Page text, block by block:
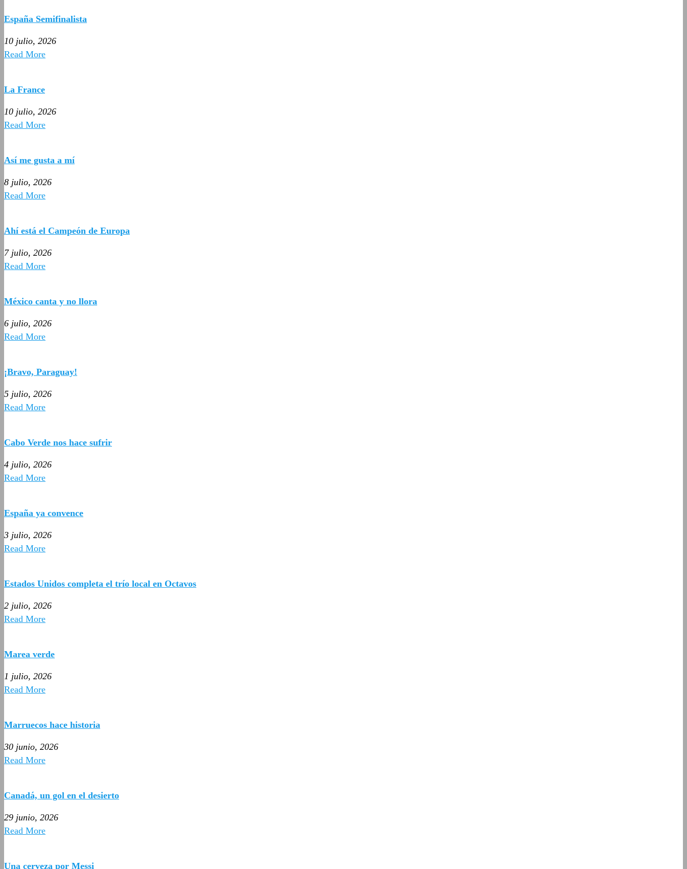
España Semifinalista
10 julio, 2026
Read More
La France
10 julio, 2026
Read More
Así me gusta a mí
8 julio, 2026
Read More
Ahí está el Campeón de Europa
7 julio, 2026
Read More
México canta y no llora
6 julio, 2026
Read More
¡Bravo, Paraguay!
5 julio, 2026
Read More
Cabo Verde nos hace sufrir
4 julio, 2026
Read More
España ya convence
3 julio, 2026
Read More
Estados Unidos completa el trío local en Octavos
2 julio, 2026
Read More
Marea verde
1 julio, 2026
Read More
Marruecos hace historia
30 junio, 2026
Read More
Canadá, un gol en el desierto
29 junio, 2026
Read More
Una cerveza por Messi